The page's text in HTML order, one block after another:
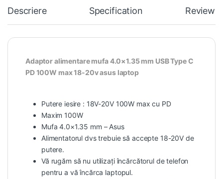
Descriere Specification Reviews
Adaptor alimentare mufa 4.0×1.35 mm USB Type C
PD 100W max 18-20v asus laptop
Putere iesire : 18V-20V 100W max cu PD
Maxim 100W
Mufa 4.0×1.35 mm – Asus
Alimentatorul dvs trebuie să accepte 18-20V de
putere.
Vă rugăm să nu utilizați încărcătorul de telefon
pentru a vă încărca laptopul.